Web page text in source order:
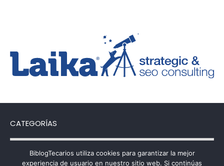
CATEGORÍAS
Categorías
BiblogTecarios utiliza cookies para garantizar la mejor
experiencia de usuario en nuestro sitio web. Si continúas